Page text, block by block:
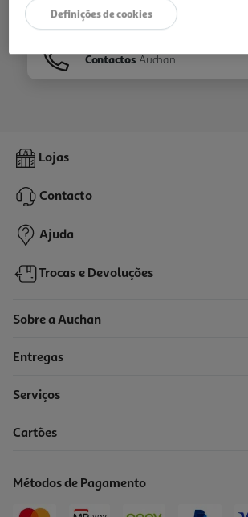
Folhetos
Contactos Auchan
Lojas
Contacto
Ajuda
Trocas e Devoluções
Sobre a Auchan
Entregas
Serviços
Cartões
Métodos de Pagamento
Definições de cookies